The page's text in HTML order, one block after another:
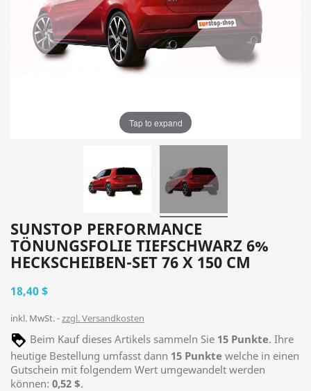
Tap to expand
SUNSTOP PERFORMANCE
TÖNUNGSFOLIE TIEFSCHWARZ 6%
HECKSCHEIBEN-SET 76 X 150 CM
18,40 $
inkl. MwSt. zzgl. Versandkosten
Beim Kauf dieses Artikels sammeln Sie 15 Punkte. Ihre
heutige Bestellung umfasst dann 15 Punkte welche in einen
Gutschein mit folgendem Wert umgewandelt werden
können: 0,52 $.